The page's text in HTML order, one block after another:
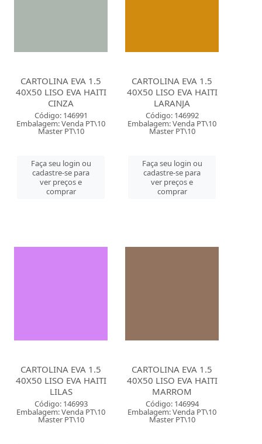
CARTOLINA EVA 1.5
40X50 LISO EVA HAITI
CINZA
Código: 146991
Embalagem: Venda PT\10
Master PT\10
Faça seu login ou
cadastre-se para
ver preços e
comprar
CARTOLINA EVA 1.5
40X50 LISO EVA HAITI
LARANJA
Código: 146992
Embalagem: Venda PT\10
Master PT\10
Faça seu login ou
cadastre-se para
ver preços e
comprar
CARTOLINA EVA 1.5
40X50 LISO EVA HAITI
LILAS
Código: 146993
Embalagem: Venda PT\10
Master PT\10
CARTOLINA EVA 1.5
40X50 LISO EVA HAITI
MARROM
Código: 146994
Embalagem: Venda PT\10
Master PT\10